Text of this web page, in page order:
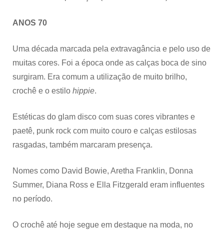
ANOS 70
Uma década marcada pela extravagância e pelo uso de
muitas cores. Foi a época onde as calças boca de sino
surgiram. Era comum a utilização de muito brilho,
crochê e o estilo hippie.
Estéticas do glam disco com suas cores vibrantes e
paetê, punk rock com muito couro e calças estilosas
rasgadas, também marcaram presença.
Nomes como David Bowie, Aretha Franklin, Donna
Summer, Diana Ross e Ella Fitzgerald eram influentes
no período.
O crochê até hoje segue em destaque na moda, no